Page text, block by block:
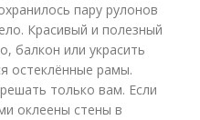
жалюзи
Бамбуковые жалюзи
пару рулонов
Красивый и полезный
балкон или украсить
остеклённые рамы.
только вам. Если
оклеены стены в